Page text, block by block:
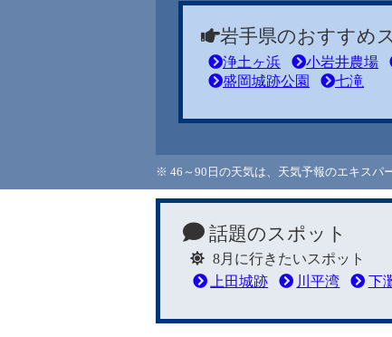
岩手県のおすすめ
浄土ヶ浜 小岩井農場
盛岡城跡公園
七滝
※ 46～90日の天気は、天気予報のエキスパ
話題のスポット
8月に行きたいスポット
上田城跡
川平湾 下